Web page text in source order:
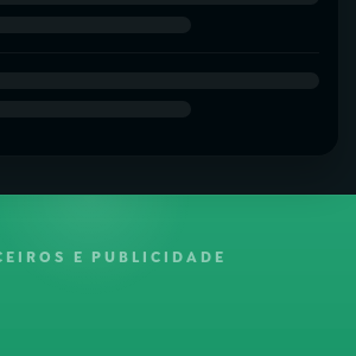
E PUBLICIDADE